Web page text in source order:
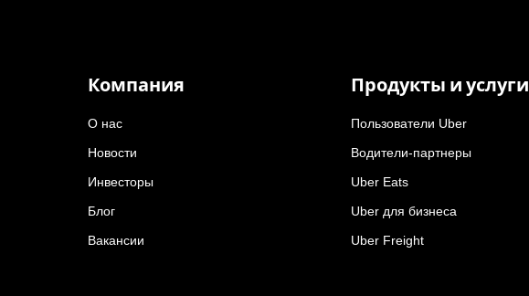
Компания
О нас
Новости
Инвесторы
Блог
Вакансии
Продукты и услуги
Пользователи Uber
Водители-партнеры
Uber Eats
Uber для бизнеса
Uber Freight